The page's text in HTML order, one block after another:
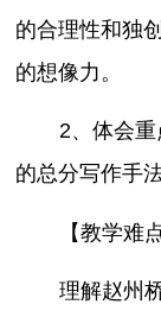
的合理性和独
的想像力。
2、体会
的总分写作手
【教学难
理解赵州